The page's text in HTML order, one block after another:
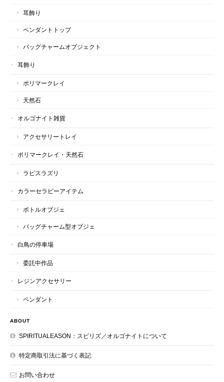
耳飾り
ペンダントトップ
バッグチャームオブジェクト
耳飾り
ポリマークレイ
天然石
オルゴナイト雑貨
アクセサリートレイ
ポリマークレイ・天然石
ラピスラズリ
カラーセラピーアイテム
ボトルオブジェ
バッグチャーム型オブジェ
白鳥の停車場
委託中作品
レジンアクセサリー
ペンダント
ABOUT
SPIRITUALEASON：スピリズ／オルゴナイトについて
特定商取引法に基づく表記
お問い合わせ